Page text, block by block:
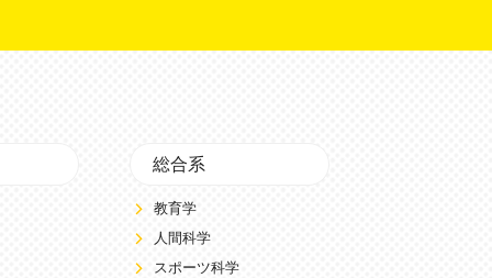
総合系
教育学
人間科学
スポーツ科学